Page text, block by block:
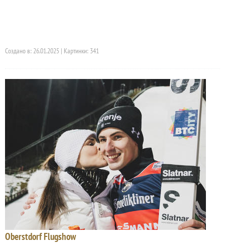
Создано в: 26.01.2025 | Картинки: 341
Oberstdorf Flugshow